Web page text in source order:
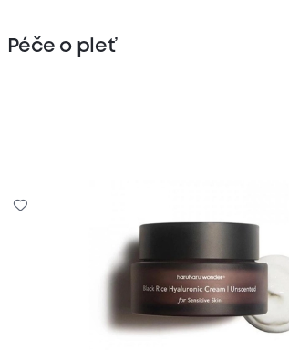
Péče o pleť